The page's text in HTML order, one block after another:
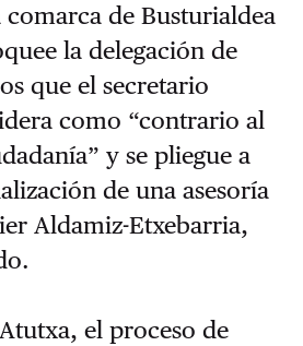
de Busturialdea
la delegación de
que el secretario
como “contrario al
y se pliegue a
de una asesoría
Aldamiz-Etxebarria,
el proceso de